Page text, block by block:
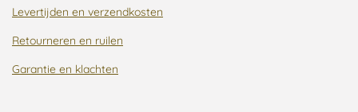
Levertijden en verzendkosten
Retourneren en ruilen
Garantie en klachten